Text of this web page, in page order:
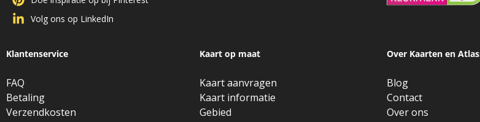
Ontvang dagelijks nieuwe kaarten op Instagram
Word vrienden op Facebook